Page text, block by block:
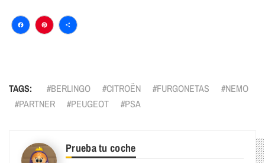
Facebook
Pinterest
Compartir
TAGS: BERLINGO CITROËN FURGONETAS
NEMO
PARTNER
PEUGEOT PSA
Prueba tu coche